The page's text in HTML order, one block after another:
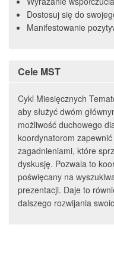
Dostosuj się do
Manifestowanie
Cele MST
Cykl Miesięcznych
aby służyć dwóm
możliwość duchowego
koordynatorom
zagadnieniami, które
dyskusję. Pozwala to
poświęcany na
prezentacji. Daje to
dalszego rozwijania